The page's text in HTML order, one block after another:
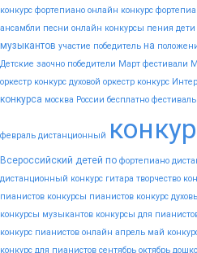
конкурс фортепиано онлайн конкурс
ансамбли песни онлайн конкурсы пения дети
музыкантов участие победитель на
Детские заочно победители Март фестивали
оркестр конкурс духовой оркестр конкурс
конкурса москва России бесплатно фестиваль
февраль дистанционный
Всероссийский детей по фортепиано
дистанционный конкурс гитара творчество
пианистов конкурсы пианистов конкурс
конкурсы музыкантов конкурсы для
конкурс пианистов онлайн апрель май
конкурс для пианистов сентябрь октябрь